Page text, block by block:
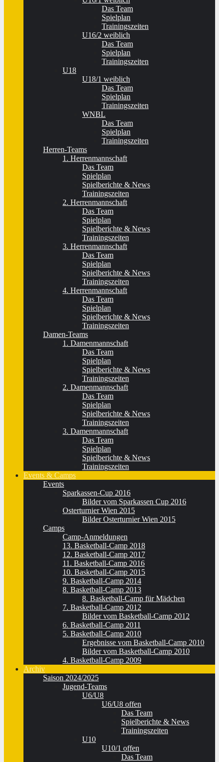
Das Team
Spielplan
Trainingszeiten
U16/2 weiblich
Das Team
Spielplan
Trainingszeiten
U18
U18/1 weiblich
Das Team
Spielplan
Trainingszeiten
WNBL
Das Team
Spielplan
Trainingszeiten
Herren-Teams
1. Herrenmannschaft
Das Team
Spielplan
Spielberichte & News
Trainingszeiten
2. Herrenmannschaft
Das Team
Spielplan
Spielberichte & News
Trainingszeiten
3. Herrenmannschaft
Das Team
Spielplan
Spielberichte & News
Trainingszeiten
4. Herrenmannschaft
Das Team
Spielplan
Spielberichte & News
Trainingszeiten
Damen-Teams
1. Damenmannschaft
Das Team
Spielplan
Spielberichte & News
Trainingszeiten
2. Damenmannschaft
Das Team
Spielplan
Spielberichte & News
Trainingszeiten
3. Damenmannschaft
Das Team
Spielplan
Spielberichte & News
Trainingszeiten
Events & Camps
Events
Sparkassen-Cup 2016
Bilder vom Sparkassen Cup 2016
Osterturnier Wien 2015
Bilder Osterturnier Wien 2015
Camps
Camp-Anmeldungen
13. Basketball-Camp 2018
12. Basketball-Camp 2017
11. Basketball-Camp 2016
10. Basketball-Camp 2015
9. Basketball-Camp 2014
8. Basketball-Camp 2013
8. Basketball-Camp für Mädchen
7. Basketball-Camp 2012
Bilder vom Basketball-Camp 2012
6. Basketball-Camp 2011
5. Basketball-Camp 2010
Ergebnisse vom Basketball-Camp 2010
Bilder vom Basketball-Camp 2010
4. Basketball-Camp 2009
Archiv
Saison 2024/2025
Jugend-Teams
U6/U8
U6/U8 offen
Das Team
Spielberichte & News
Trainingszeiten
U10
U10/1 offen
Das Team